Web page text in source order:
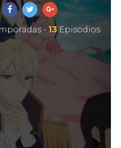
- 13Episodios